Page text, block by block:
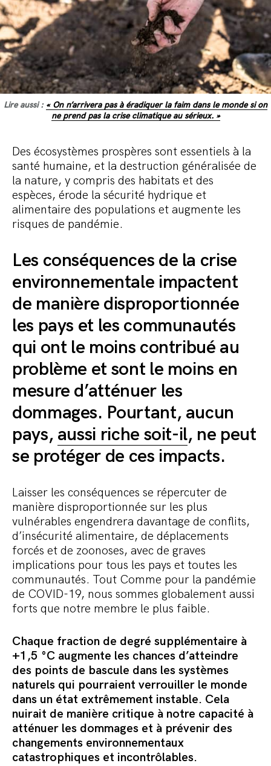
Lire aussi : « On n’arrivera pas à éradiquer la faim dans le monde si on
ne prend pas la crise climatique au sérieux. »
Des écosystèmes prospères sont essentiels à la
santé humaine, et la destruction généralisée de
la nature, y compris des habitats et des
espèces, érode la sécurité hydrique et
alimentaire des populations et augmente les
risques de pandémie.
Les conséquences de la crise
environnementale impactent
de manière disproportionnée
les pays et les communautés
qui ont le moins contribué au
problème et sont le moins en
mesure d’atténuer les
dommages. Pourtant, aucun
pays, aussi riche soit-il, ne peut
se protéger de ces impacts.
Laisser les conséquences se répercuter de
manière disproportionnée sur les plus
vulnérables engendrera davantage de conflits,
d’insécurité alimentaire, de déplacements
forcés et de zoonoses, avec de graves
implications pour tous les pays et toutes les
communautés. Tout Comme pour la pandémie
de COVID-19, nous sommes globalement aussi
forts que notre membre le plus faible.
Chaque fraction de degré supplémentaire à
+1,5 °C augmente les chances d’atteindre
des points de bascule dans les systèmes
naturels qui pourraient verrouiller le monde
dans un état extrêmement instable. Cela
nuirait de manière critique à notre capacité à
atténuer les dommages et à prévenir des
changements environnementaux
catastrophiques et incontrôlables.